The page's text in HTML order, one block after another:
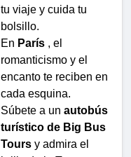
tu viaje y cuida tu
bolsillo.
En París , el
romanticismo y el
encanto te reciben en
cada esquina.
Súbete a un autobús
turístico de Big Bus
Tours y admira el